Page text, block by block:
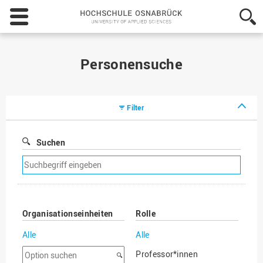
Hochschule
Osnabrück
-
Personensuche
Filter
Suchen
Suchfilter
entfernen
Organisationseinheiten
Alle
Option
Rolle
Alle
Professor*innen